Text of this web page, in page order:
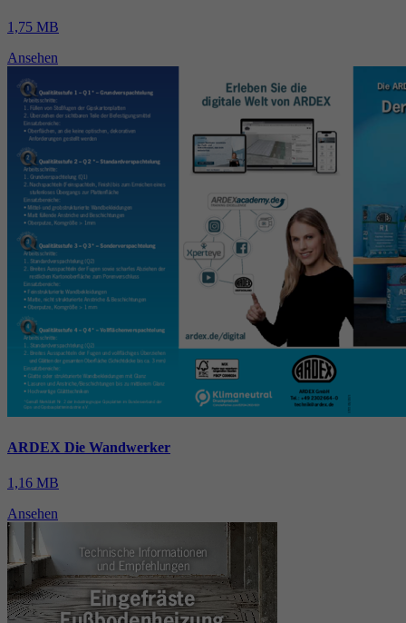
1,75 MB
Ansehen
ARDEX Die Wandwerker
1,16 MB
Ansehen